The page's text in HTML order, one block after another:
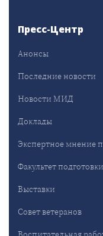
Пресс-Центр
Анонсы
Последние новости
Новости МИД
Доклады
Экспертное мнение
Факультет
Выставки
Совет ветеранов